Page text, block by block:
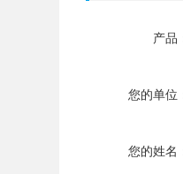
产品
您的单位
您的姓名